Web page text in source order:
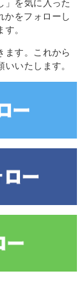
」を気に入った
かをフォローし
。
ます。これから
いたします。